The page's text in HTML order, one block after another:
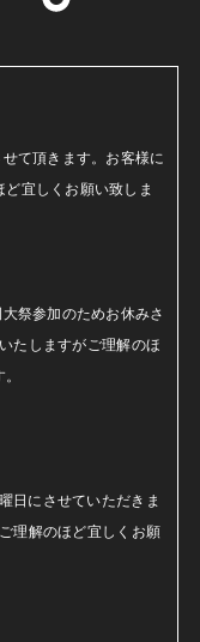
て頂きます。お客様に
宜しくお願い致しま
祭参加のためお休みさ
たしますがご理解のほ
日にさせていただきま
理解のほど宜しくお願